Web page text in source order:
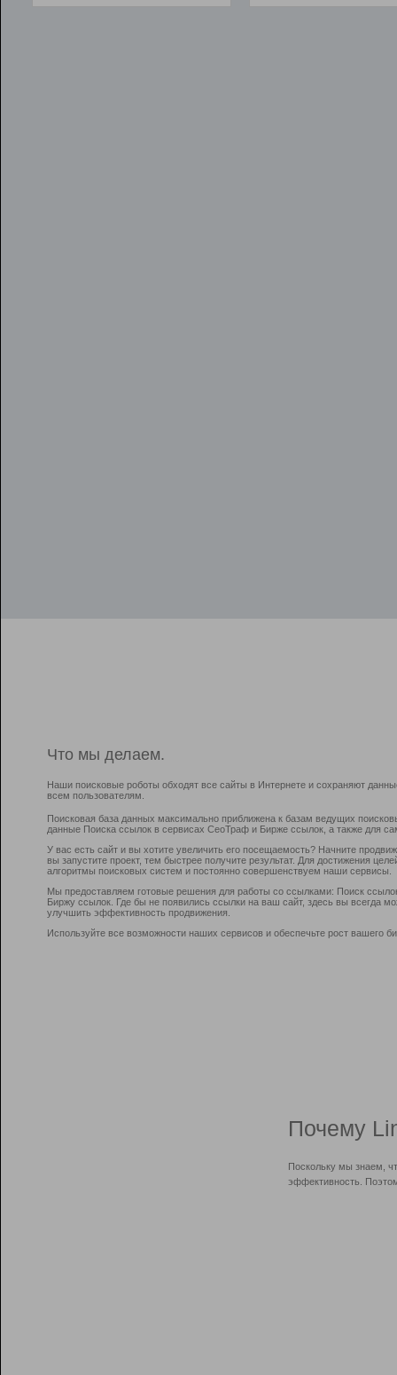
Что мы делаем.
Наши поисковые роботы обходят все сайты в Интернете и сохраняют
всем пользователям.
Поисковая база данных максимально приближена к базам ведущих
данные Поиска ссылок в сервисах СеоТраф и Бирже ссылок, а также для
У вас есть сайт и вы хотите увеличить его посещаемость? Начните
вы запустите проект, тем быстрее получите результат. Для достижения
алгоритмы поисковых систем и постоянно совершенствуем наши сервисы.
Мы предоставляем готовые решения для работы со ссылками: Поиск
Биржу ссылок. Где бы не появились ссылки на ваш сайт, здесь вы всегда
улучшить эффективность продвижения.
Используйте все возможности наших сервисов и обеспечьте рост вашего
Почему
Поскольку мы знаем,
эффективность.